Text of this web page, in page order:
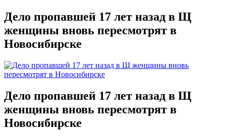
Дело пропавшей 17 лет назад в Щ
женщины вновь пересмотрят в
Новосибирске
Дело пропавшей 17 лет назад в Щ
женщины вновь пересмотрят в
Новосибирске